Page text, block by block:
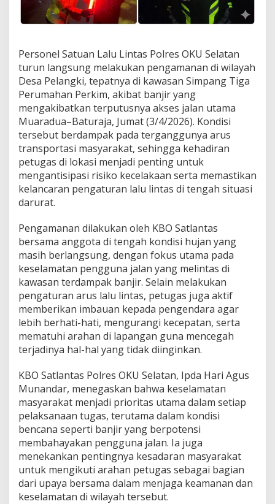
i
D
a
P
l
a
n
g
k
i
,
A
k
s
e
u
a
r
d
u
a
–
B
a
t
u
a
j
a
T
e
p
u
t
u
s
Personel Satuan Lalu Lintas Polres OKU Selatan
turun langsung melakukan pengamanan di wilayah
Desa Pelangki, tepatnya di kawasan Simpang Tiga
Perumahan Perkim, akibat banjir yang
mengakibatkan terputusnya akses jalan utama
Muaradua–Baturaja, Jumat (3/4/2026). Kondisi
tersebut berdampak pada terganggunya arus
transportasi masyarakat, sehingga kehadiran
petugas di lokasi menjadi penting untuk
mengantisipasi risiko kecelakaan serta memastikan
kelancaran pengaturan lalu lintas di tengah situasi
darurat.
Pengamanan dilakukan oleh KBO Satlantas
bersama anggota di tengah kondisi hujan yang
masih berlangsung, dengan fokus utama pada
keselamatan pengguna jalan yang melintas di
kawasan terdampak banjir. Selain melakukan
pengaturan arus lalu lintas, petugas juga aktif
memberikan imbauan kepada pengendara agar
lebih berhati-hati, mengurangi kecepatan, serta
mematuhi arahan di lapangan guna mencegah
terjadinya hal-hal yang tidak diinginkan.
KBO Satlantas Polres OKU Selatan, Ipda Hari Agus
Munandar, menegaskan bahwa keselamatan
masyarakat menjadi prioritas utama dalam setiap
pelaksanaan tugas, terutama dalam kondisi
bencana seperti banjir yang berpotensi
membahayakan pengguna jalan. Ia juga
menekankan pentingnya kesadaran masyarakat
untuk mengikuti arahan petugas sebagai bagian
dari upaya bersama dalam menjaga keamanan dan
keselamatan di wilayah tersebut.